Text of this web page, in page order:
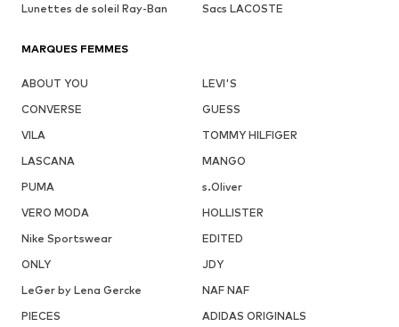
Lunettes de soleil Ray-Ban
Sacs LACOSTE
MARQUES FEMMES
ABOUT YOU
LEVI'S
CONVERSE
GUESS
VILA
TOMMY HILFIGER
LASCANA
MANGO
PUMA
s.Oliver
VERO MODA
HOLLISTER
Nike Sportswear
EDITED
ONLY
JDY
LeGer by Lena Gercke
NAF NAF
PIECES
ADIDAS ORIGINALS